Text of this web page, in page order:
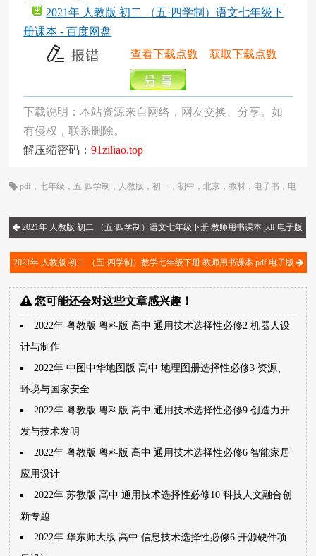
2021年 人教版 初二 （五·四学制）语文七年级下
册课本 - 百度网盘
查看下载点数
获取下载点数
下载说明：本站资源来自网络，网友交换、分享。如
有侵权，联系删除。
解压缩密码：91ziliao.top
pdf ，七年级 ， 五·四学制 ， 人教版 ，初一 ，初中 ，北京 ，教材 ， 电子书 ， 电
2021年 人教版 初二 （五·四学制）语文七年级下册 教师用书课本 pdf 电子版
2021年 人教版 初二 （五·四学制）数学七年级下册 教师用书课本 pdf 电子版
您可能还会对这些文章感兴趣！
2022年 粤教版 粤科版 高中 通用技术选择性必修2 机器人设
计与制作
2022年 中图中华地图版 高中 地理图册选择性必修3 资源、
环境与国家安全
2022年 粤教版 粤科版 高中 通用技术选择性必修9 创造力开
发与技术发明
2022年 粤教版 粤科版 高中 通用技术选择性必修6 智能家居
应用设计
2022年 苏教版 高中 通用技术选择性必修10 科技人文融合创
新专题
2022年 华东师大版 高中 信息技术选择性必修6 开源硬件项